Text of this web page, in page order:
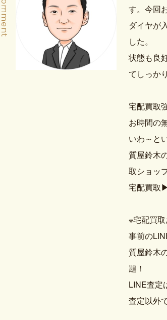
す。今回
ダイヤが
した。
状態も良
てしっか
宅配買取
お時間の
いわ～と
質屋鈴木
取ショッ
宅配買取
※宅配買
事前の
質屋鈴木
題！
LINE査定
査定以外